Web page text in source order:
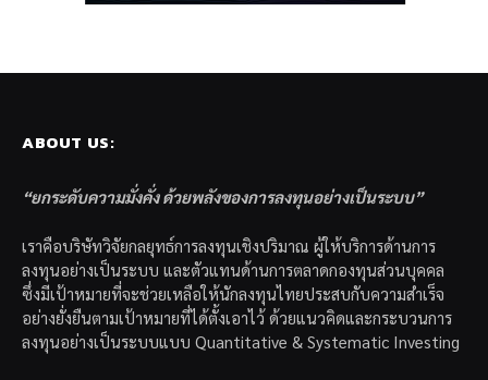
ABOUT US:
“ยกระดับความมั่งคั่ง ด้วยพลังของการลงทุนอย่างเป็นระบบ”
เราคือบริษัทวิจัยกลยุทธ์การลงทุนเชิงปริมาณ ผู้ให้บริการด้านการ
ลงทุนอย่างเป็นระบบ และตัวแทนด้านการตลาดกองทุนส่วนบุคคล
ซึ่งมีเป้าหมายที่จะช่วยเหลือให้นักลงทุนไทยประสบกับความสำเร็จ
อย่างยั่งยืนตามเป้าหมายที่ได้ตั้งเอาไว้ ด้วยแนวคิดและกระบวนการ
ลงทุนอย่างเป็นระบบแบบ Quantitative & Systematic Investing